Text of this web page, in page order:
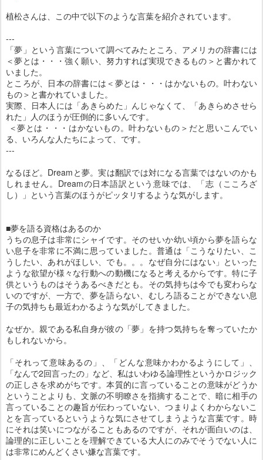
植松さんは、この中で以下のような言葉を紹介されています。
---
「夢」という言葉について調べてみたところ、アメリカの辞書には
＜夢とは・・・強く願い、努力すれば実現できるもの＞と書かれて
いました。
ところが、日本の辞書には＜夢とは・・・はかないもの。叶わない
もの＞と書かれていました。
実際、日本人には「あきらめた」んじゃなくて、「あきらめさせら
れた」人のほうが圧倒的に多いんです。
＜夢とは・・・はかないもの。叶わないもの＞だと思いこんでい
る、いろんな人たちによって、です。
---
なるほど。Dreamと夢。実は翻訳では対になる言葉ではないのかも
しれません。Dreamの日本語訳という意味では、「志（こころざ
し）」という言葉のほうがピッタリするような気がします。
■夢を語る資格はあるのか
うちの息子は非常にシャイです。そのせいか幼い頃から夢を語らな
い息子を非常に不満に思っていました。普通は「こうなりたい、こ
うしたい、あれがほしい、でも。。。なぜ自分にはない」といった
ような欲望が様々な行動への動機になると考えるからです。特に子
供というものはそうあるべきだとも。その気持ちは今でも変わらな
いのですが、一方で、夢を語らない、むしろ語ることができない息
子の気持ちも最近わかるような気がしてきました。
なぜか。親である私自身が彼の「夢」を持つ気持ちを奪っていたか
もしれないから。
「それって意味あるの」、「どんな意味かわかるようにして」、
「なんで2回言ったの」など、私はいわゆる論理性というかロジック
の正しさを求めがちです。本質的に言っていることの意味がどうか
ということよりも、文脈の不明瞭さを指摘することで、暗に相手の
言っていることの趣旨が伝わっていない、つまりよくわからないこ
とを言っているというような気にさせてしまうような言葉です。時
にそれは笑いにつながることもあるのですが、それが面白いのは、
論理的に正しいことを理解できている大人にのみでそうでない人に
は非常にめんどくさい嫌な言葉です。